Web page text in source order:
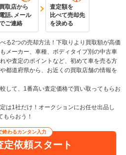
買取店から
電話､メール
ご連絡
査定額を
比べて売却先
を決める
る2つの売却方法！下取りより買取額が高価
メーカー、車種、ボディタイプ別の中古車
や査定のポイントなど、初めて車を売る方
都道府県から、お近くの買取店舗の情報を
して、1番高い査定価格で買い取ってもらお
は1社だけ！オークションにお任せ出品し
らおう！
終わるカンタン入力
定依頼スタート